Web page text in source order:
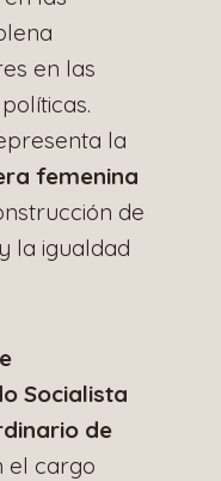
en las
la
femenina
de
la igualdad
Socialista
de
el cargo